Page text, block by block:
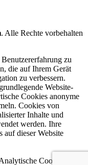
. Alle Rechte vorbehalten
zu
die auf Ihrem Gerät
zu verbessern.
Website-
Cookies anonyme
Cookies von
Inhalte und
werden. Ihre
auf dieser Website
Cookies